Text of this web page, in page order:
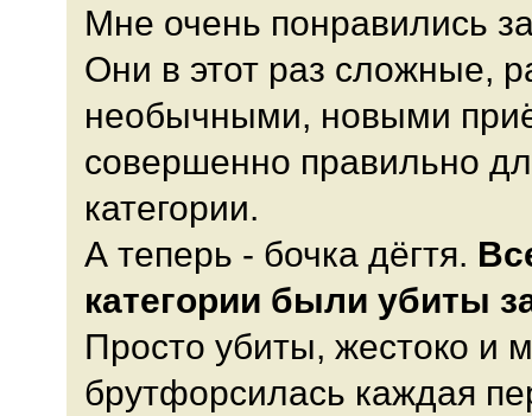
Мне очень понравились
Они в этот раз сложные,
необычными, новыми
совершенно правильно
категории.
А теперь - бочка дёгтя.
категории были убиты
Просто убиты, жестоко и
брутфорсилась каждая